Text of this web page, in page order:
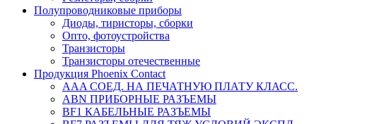
Полупроводниковые приборы
Диоды, тиристоры, сборки
Опто, фотоустройства
Транзисторы
Транзисторы отечественные
Продукция Phoenix Contact
AAA СОЕД. НА ПЕЧАТНУЮ ПЛАТУ КЛАСС.
ABN ПРИБОРНЫЕ РАЗЪЕМЫ
BF1 КАБЕЛЬНЫЕ РАЗЪЕМЫ